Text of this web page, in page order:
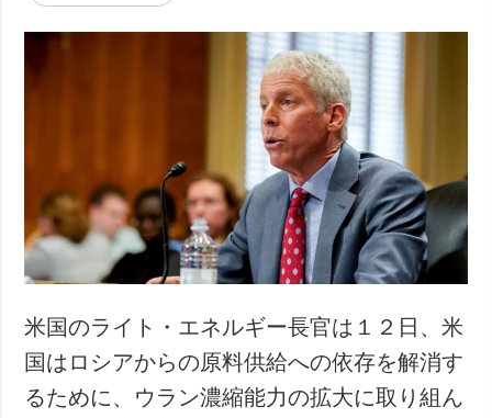
米国のライト・エネルギー長官は１２日、米
国はロシアからの原料供給への依存を解消す
るために、ウラン濃縮能力の拡大に取り組ん